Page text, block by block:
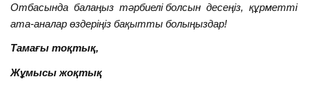
Отбасында балаңыз тәрбиелі болсын десеңіз, құрметті
ата-аналар өздеріңіз бақытты болыңыздар!
Тамағы тоқтық,
Жұмысы жоқтық